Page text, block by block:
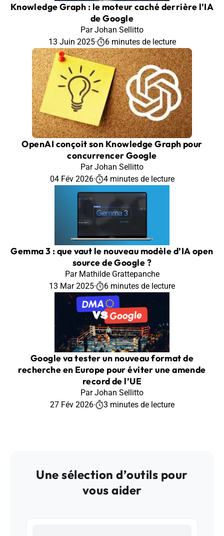
Knowledge Graph : le moteur caché derrière l’IA
de Google
Par Johan Sellitto
13 Juin 2025· 6 minutes de lecture
OpenAI conçoit son Knowledge Graph pour
concurrencer Google
Par Johan Sellitto
04 Fév 2026· 4 minutes de lecture
Gemma 3 : que vaut le nouveau modèle d’IA open
source de Google ?
Par Mathilde Grattepanche
13 Mar 2025· 6 minutes de lecture
Google va tester un nouveau format de
recherche en Europe pour éviter une amende
record de l’UE
Par Johan Sellitto
27 Fév 2026· 3 minutes de lecture
Une sélection d’outils pour
vous aider